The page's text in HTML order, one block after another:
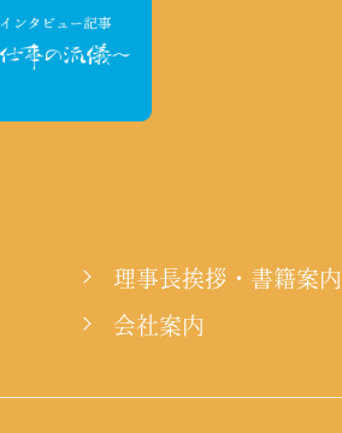
理事長挨拶・書籍案内
会社案内